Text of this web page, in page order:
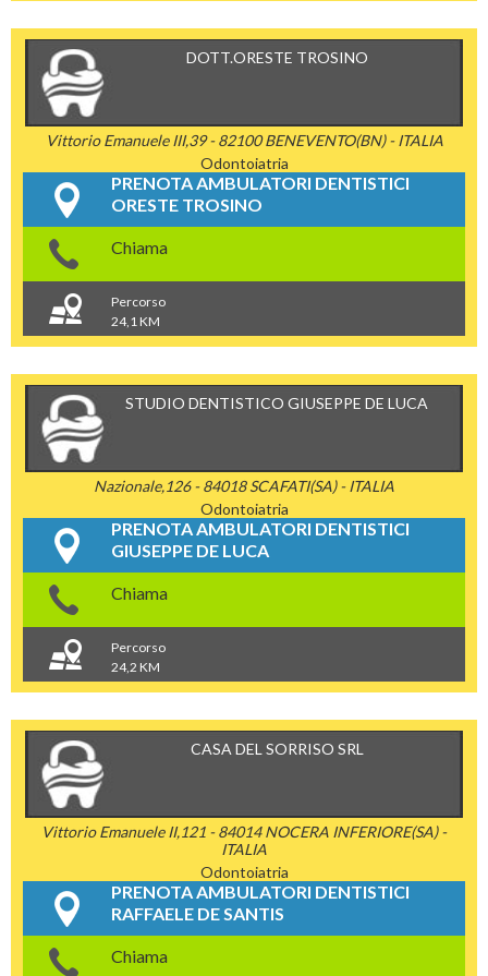
DOTT.ORESTE TROSINO
Vittorio Emanuele III,39 - 82100 BENEVENTO(BN) - ITALIA
Odontoiatria
PRENOTA AMBULATORI DENTISTICI
ORESTE TROSINO
Chiama
Percorso
24,1 KM
STUDIO DENTISTICO GIUSEPPE DE LUCA
Nazionale,126 - 84018 SCAFATI(SA) - ITALIA
Odontoiatria
PRENOTA AMBULATORI DENTISTICI
GIUSEPPE DE LUCA
Chiama
Percorso
24,2 KM
CASA DEL SORRISO SRL
Vittorio Emanuele II,121 - 84014 NOCERA INFERIORE(SA) -
ITALIA
Odontoiatria
PRENOTA AMBULATORI DENTISTICI
RAFFAELE DE SANTIS
Chiama